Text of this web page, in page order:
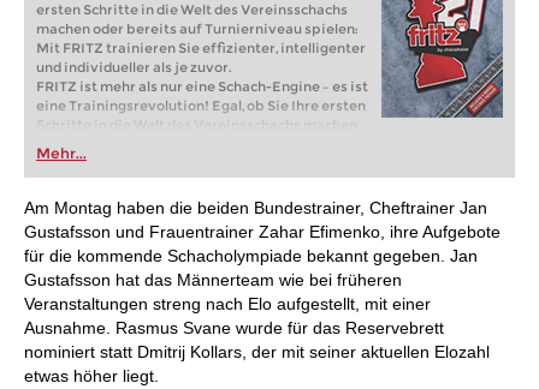
ersten Schritte in die Welt des Vereinsschachs
machen oder bereits auf Turnierniveau spielen:
Mit FRITZ trainieren Sie effizienter, intelligenter
und individueller als je zuvor.
FRITZ ist mehr als nur eine Schach-Engine – es ist
eine Trainingsrevolution! Egal, ob Sie Ihre ersten
Schritte in die Welt des Vereinsschachs machen
oder bereits auf Turnierniveau spielen: Mit
FRITZ trainieren Sie effizienter, intelligenter und
individueller als je zuvor.
Mehr...
Am Montag haben die beiden Bundestrainer, Cheftrainer Jan
Gustafsson und Frauentrainer Zahar Efimenko, ihre Aufgebote
für die kommende Schacholympiade bekannt gegeben. Jan
Gustafsson hat das Männerteam wie bei früheren
Veranstaltungen streng nach Elo aufgestellt, mit einer
Ausnahme. Rasmus Svane wurde für das Reservebrett
nominiert statt Dmitrij Kollars, der mit seiner aktuellen Elozahl
etwas höher liegt.